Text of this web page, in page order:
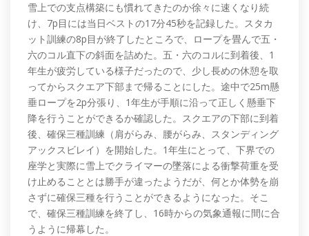
雪上での支点構築にも慣れてきたのか徐々に速くなり続
け、7p目には当日ベストの17分45秒を記録した。スタカ
ット訓練の8p目が終了したところで、ロープを畳んで五・
六のコル直下の斜面を詰めた。五・六のコルに到着後、1
年生が疲労している様子だったので、少し長めの休憩を取
ってからスクエア下部まで帰ることにした。途中で25m懸
垂ロープを2p分張り、1年生が手順に沿って正しく懸垂下
降を行うことができるか確認した。スクエアの下部に到着
後、確保三種訓練（肩がらみ、腰がらみ、スタンディング
アックスビレイ）を開始した。1年生にとって、下界での
座学と実際に雪上でクライマーの墜落による衝撃荷重を受
け止めることとは勝手が違ったようだが、何とか体勢を崩
さずに確保三種を行うことができるようになった。そこ
で、確保三種訓練を終了し、16時からの気象通報に間に合
うように帰幕した。